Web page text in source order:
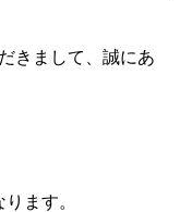
きまして、誠にあ
ます。